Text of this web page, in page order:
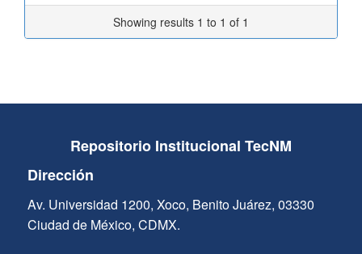
Showing results 1 to 1 of 1
Repositorio Institucional TecNM
Dirección
Av. Universidad 1200, Xoco, Benito Juárez, 03330
Ciudad de México, CDMX.